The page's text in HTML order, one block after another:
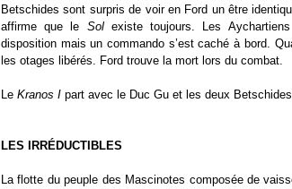
Betschides sont surpris de voir en Ford un être
affirme que le Solexiste toujours. Les
disposition mais un commando s’est caché à bord.
les otages libérés. Ford trouve la mort lors du combat.
Le Kranos I part avec le Duc Gu et les deux
LES IRRÉDUCTIBLES
La flotte du peuple des Mascinotes composée de